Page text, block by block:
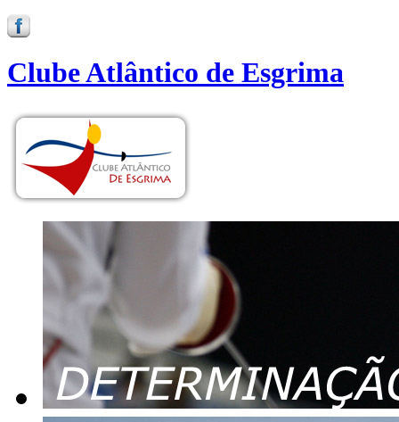
Clube Atlântico de Esgrima